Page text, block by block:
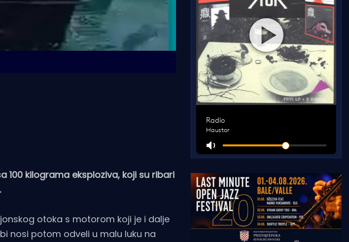
100 kilograma eksploziva, koji su ribari
otoka s motorom koji je i dalje
nosi potom odveli u malu luku na